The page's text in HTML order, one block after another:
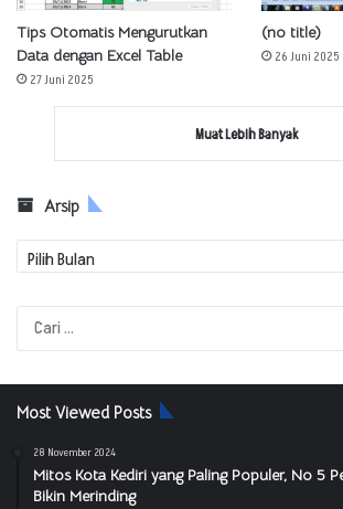
Tips Otomatis Mengurutkan
Data dengan Excel Table
27 Juni 2025
(no title)
26 Juni 2025
Muat Lebih Banyak
Arsip
Most Viewed Posts
28 November 2024
Mitos Kota Kediri yang Paling Populer, No 5
Bikin Merinding